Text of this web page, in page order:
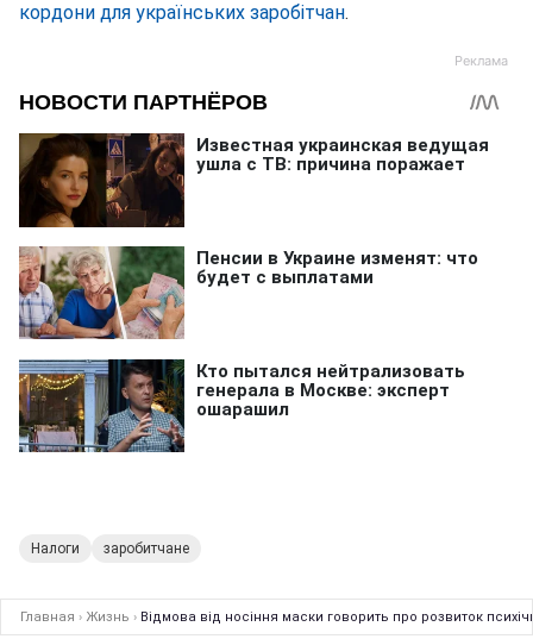
кордони для українських заробітчан.
Налоги заробитчане
Главная › Жизнь › Відмова від носіння маски говорить про розвиток